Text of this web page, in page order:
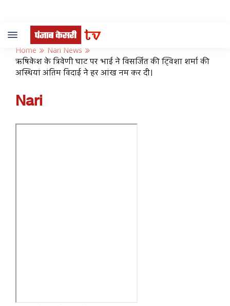
Toggle
navigation
Home
Nari News
ऋषिकेश के त्रिवेणी घाट पर भाई ने विसर्जित की ट्विशा शर्मा की
अस्थियां अंतिम विदाई ने हर आंख नम कर दी।
Nari